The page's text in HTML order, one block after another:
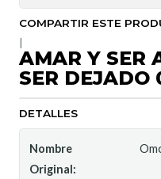
COMPARTIR ESTE
AMAR Y SER
SER DEJADO
DETALLES
Nombre
Original: